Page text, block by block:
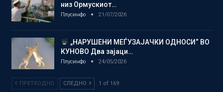
низ Ормускиот…
Плусинфо 21/07/2026
„НАРУШЕНИ МЕЃУЗАЈАЧКИ ОДНОСИ“ ВО
КУНОВО Два зајаци…
Плусинфо 24/05/2026
ПРЕТХОДНО СЛЕДНО 1 of 169